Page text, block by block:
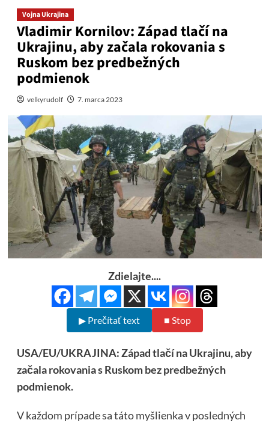
Vojna Ukrajina
Vladimir Kornilov: Západ tlačí na
Ukrajinu, aby začala rokovania s
Ruskom bez predbežných
podmienok
velkyrudolf 7. marca 2023
Zdielajte....
▶ Prečítať text ■ Stop
USA/EU/UKRAJINA: Západ tlačí na Ukrajinu, aby
začala rokovania s Ruskom bez predbežných
podmienok.
V každom prípade sa táto myšlienka v posledných